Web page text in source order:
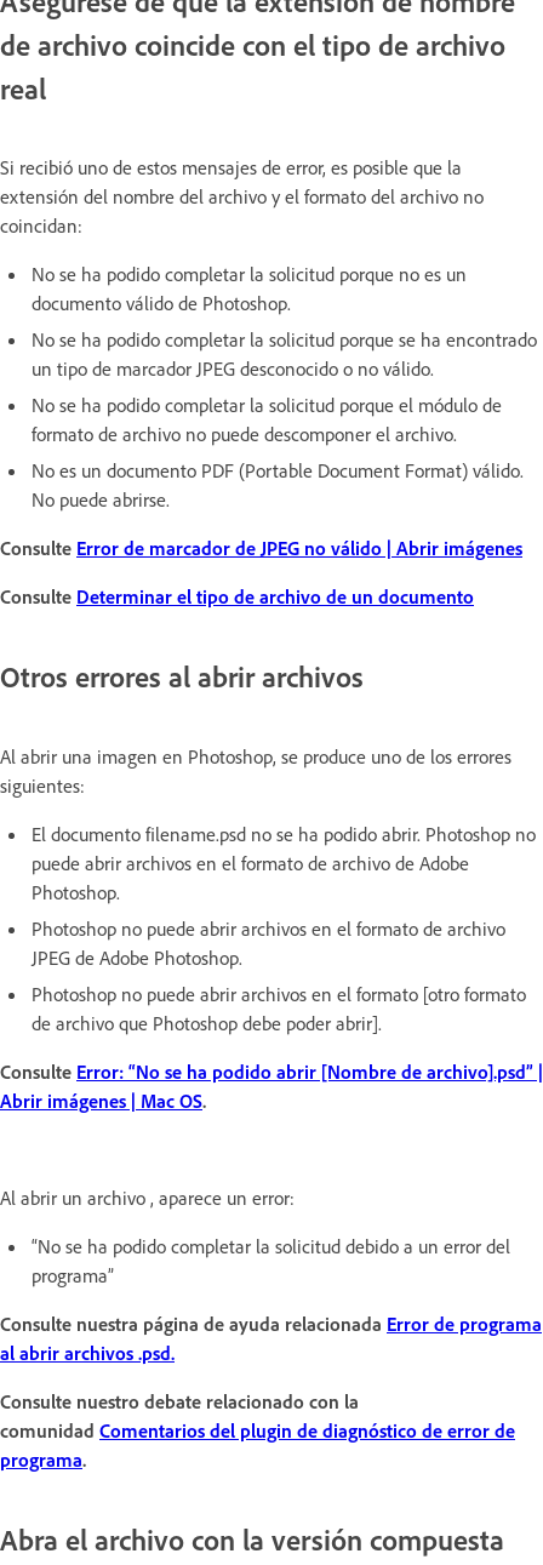
de archivo coincide con el tipo de archivo
real
Si recibió uno de estos mensajes de error, es posible que la
extensión del nombre del archivo y el formato del archivo no
coincidan:
No se ha podido completar la solicitud porque no es un
documento válido de Photoshop.
No se ha podido completar la solicitud porque se ha encontrado
un tipo de marcador JPEG desconocido o no válido.
No se ha podido completar la solicitud porque el módulo de
formato de archivo no puede descomponer el archivo.
No es un documento PDF (Portable Document Format) válido.
No puede abrirse.
Consulte Error de marcador de JPEG no válido | Abrir imágenes
Consulte Determinar el tipo de archivo de un documento
Otros errores al abrir archivos
Al abrir una imagen en Photoshop, se produce uno de los errores
siguientes:
El documento filename.psd no se ha podido abrir. Photoshop no
puede abrir archivos en el formato de archivo de Adobe
Photoshop.
Photoshop no puede abrir archivos en el formato de archivo
JPEG de Adobe Photoshop.
Photoshop no puede abrir archivos en el formato [otro formato
de archivo que Photoshop debe poder abrir].
Consulte Error: “No se ha podido abrir [Nombre de archivo].psd” |
Abrir imágenes | Mac OS.
Al abrir un archivo , aparece un error:
“No se ha podido completar la solicitud debido a un error del
programa”
Consulte nuestra página de ayuda relacionada Error de programa
al abrir archivos .psd.
Consulte nuestro debate relacionado con la
comunidad Comentarios del plugin de diagnóstico de error de
programa.
Abra el archivo con la versión compuesta